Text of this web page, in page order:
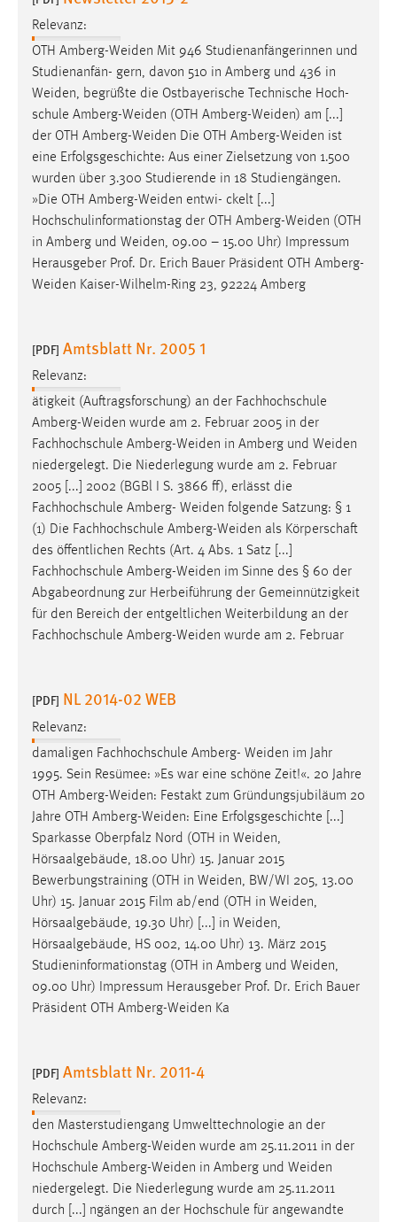
Relevanz:
OTH Amberg-Weiden Mit 946 Studienanfängerinnen und
Studienanfän- gern, davon 510 in Amberg und 436 in
Weiden, begrüßte die Ostbayerische Technische Hoch-
schule Amberg-Weiden (OTH Amberg-Weiden) am [...]
der OTH Amberg-Weiden Die OTH Amberg-Weiden ist
eine Erfolgsgeschichte: Aus einer Zielsetzung von 1.500
wurden über 3.300 Studierende in 18 Studiengängen.
»Die OTH Amberg-Weiden entwi- ckelt [...]
Hochschulinformationstag der OTH Amberg-Weiden (OTH
in Amberg und Weiden, 09.00 – 15.00 Uhr) Impressum
Herausgeber Prof. Dr. Erich Bauer Präsident OTH Amberg-
Weiden Kaiser-Wilhelm-Ring 23, 92224 Amberg
[PDF] Amtsblatt Nr. 2005 1
Relevanz:
ätigkeit (Auftragsforschung) an der Fachhochschule
Amberg-Weiden wurde am 2. Februar 2005 in der
Fachhochschule Amberg-Weiden in Amberg und Weiden
niedergelegt. Die Niederlegung wurde am 2. Februar
2005 [...] 2002 (BGBl I S. 3866 ff), erlässt die
Fachhochschule Amberg- Weiden folgende Satzung: § 1
(1) Die Fachhochschule Amberg-Weiden als Körperschaft
des öffentlichen Rechts (Art. 4 Abs. 1 Satz [...]
Fachhochschule Amberg-Weiden im Sinne des § 60 der
Abgabeordnung zur Herbeiführung der Gemeinnützigkeit
für den Bereich der entgeltlichen Weiterbildung an der
Fachhochschule Amberg-Weiden wurde am 2. Februar
[PDF] NL 2014-02 WEB
Relevanz:
damaligen Fachhochschule Amberg- Weiden im Jahr
1995. Sein Resümee: »Es war eine schöne Zeit!«. 20 Jahre
OTH Amberg-Weiden: Festakt zum Gründungsjubiläum 20
Jahre OTH Amberg-Weiden: Eine Erfolgsgeschichte [...]
Sparkasse Oberpfalz Nord (OTH in Weiden,
Hörsaalgebäude, 18.00 Uhr) 15. Januar 2015
Bewerbungstraining (OTH in Weiden, BW/WI 205, 13.00
Uhr) 15. Januar 2015 Film ab/end (OTH in Weiden,
Hörsaalgebäude, 19.30 Uhr) [...] in Weiden,
Hörsaalgebäude, HS 002, 14.00 Uhr) 13. März 2015
Studieninformationstag (OTH in Amberg und Weiden,
09.00 Uhr) Impressum Herausgeber Prof. Dr. Erich Bauer
Präsident OTH Amberg-Weiden Ka
[PDF] Amtsblatt Nr. 2011-4
Relevanz:
den Masterstudiengang Umwelttechnologie an der
Hochschule Amberg-Weiden wurde am 25.11.2011 in der
Hochschule Amberg-Weiden in Amberg und Weiden
niedergelegt. Die Niederlegung wurde am 25.11.2011
durch [...] ngängen an der Hochschule für angewandte
Name:
staticfilecache
Zweck:
Für performante Seitenauslieferung wird in diesem Cookie
gespeichert, ob man eingeloggt ist.
Sprachpräferenz
Name:
site-language-preference
Zweck:
Das Cookie speichert die gewählte Sprache der Website.
Chat
Name:
MibewSessionID, MIBEW_UserID, mibew_locale, mibew-
chat-frame-style-5e9dbeb1811c0446
Zweck:
Wird benötigt um die Chatfunktion nutzen zu können.
Cookie Laufzeit:
MibewSessionID, mibew-chat-frame-style-
5e9dbeb1811c0446 = Sitzungslaufzeit, mibew_locale = 3
Jahre, MIBEW_UserID = 1 Jahr
Login
fe_user, be_user, be_lastLoginProvider
Zweck:
Dieser Cookie ist notwendig um sich an der Website
einloggen zu können.
Cookie Laufzeit:
24 Stunden
STATISTIK
Statistik Cookies erfassen Informationen anonym.
Diese Informationen helfen uns zu verstehen, wie
unsere Besucher unsere Website nutzen.
Matomo
Zugriffsstatistik
Cookie Laufzeit:
Max. 13 Monate